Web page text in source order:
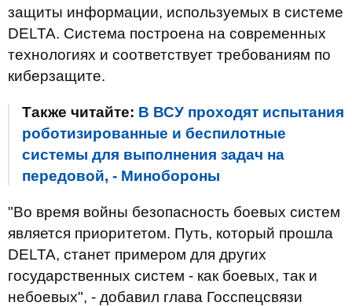
защиты информации, используемых в системе
DELTA. Система построена на современных
технологиях и соответствует требованиям по
киберзащите.
Также читайте: В ВСУ проходят испытания
роботизированные и беспилотные
системы для выполнения задач на
передовой, - Минобороны
"Во время войны безопасность боевых систем
является приоритетом. Путь, который прошла
DELTA, станет примером для других
государственных систем - как боевых, так и
небоевых", - добавил глава Госспецсвязи